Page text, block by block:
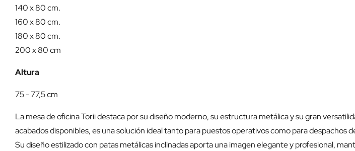
140 x 80 cm.
160 x 80 cm.
180 x 80 cm.
200 x 80 cm
Altura
75 - 77,5 cm
La mesa de oficina Torii destaca por su diseño moderno, su estructura metálica y su gran
acabados disponibles, es una solución ideal tanto para puestos operativos como para despachos
Su diseño estilizado con patas metálicas inclinadas aporta una imagen elegante y profesional,